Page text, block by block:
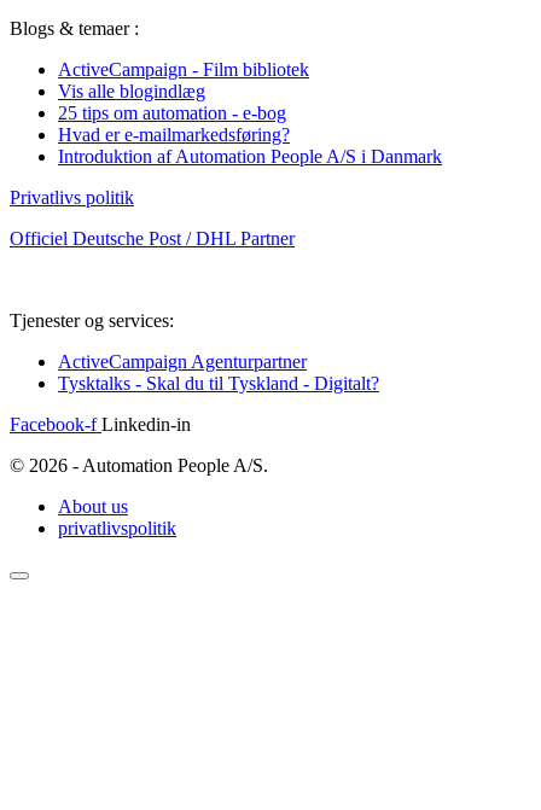
Blogs & temaer :
ActiveCampaign - Film bibliotek
Vis alle blogindlæg
25 tips om automation - e-bog
Hvad er e-mailmarkedsføring?
Introduktion af Automation People A/S i Danmark
Privatlivs politik
Officiel Deutsche Post / DHL Partner
Tjenester og services:
ActiveCampaign Agenturpartner
Tysktalks - Skal du til Tyskland - Digitalt?
Facebook-f Linkedin-in
© 2026 - Automation People A/S.
About us
privatlivspolitik